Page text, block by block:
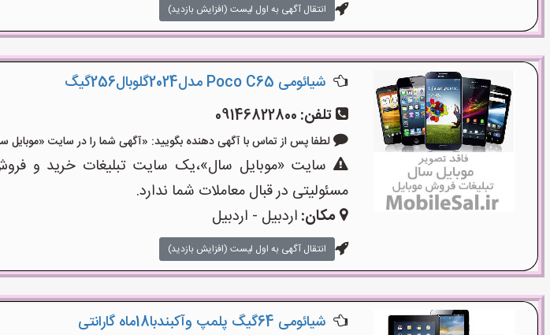
انتقال آگهی به اول لیست (افزایش بازدید)
شیائومی Poco C65 مدل2024گلوبال256گیگ
تلفن: 09146822800
لطفا پس از تماس با آگهی دهنده بگویید: «آگهی شما را در سایت «موبایل سال» دیده ام
سایت «موبایل سال»،یک سایت تبلیغات خرید و
مسئولیتی در قبال معاملات شما ندارد.
مکان: اردبیل - اردبیل
انتقال آگهی به اول لیست (افزایش بازدید)
شیائومی 64گیگ پلمپ وآکبندبا18ماه گارانتی